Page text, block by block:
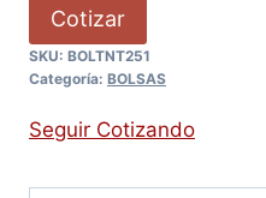
Cotizar
SKU: BOLTNT251
Categoría: BOLSAS
Seguir Cotizando